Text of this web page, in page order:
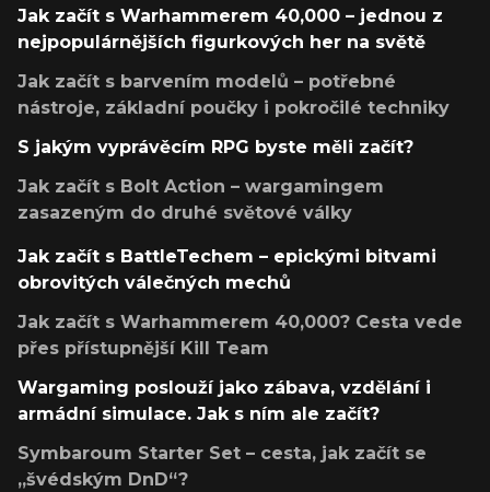
Jak začít s Warhammerem 40,000 – jednou z
nejpopulárnějších figurkových her na světě
Jak začít s barvením modelů – potřebné
nástroje, základní poučky i pokročilé techniky
S jakým vyprávěcím RPG byste měli začít?
Jak začít s Bolt Action – wargamingem
zasazeným do druhé světové války
Jak začít s BattleTechem – epickými bitvami
obrovitých válečných mechů
Jak začít s Warhammerem 40,000? Cesta vede
přes přístupnější Kill Team
Wargaming poslouží jako zábava, vzdělání i
armádní simulace. Jak s ním ale začít?
Symbaroum Starter Set – cesta, jak začít se
„švédským DnD“?